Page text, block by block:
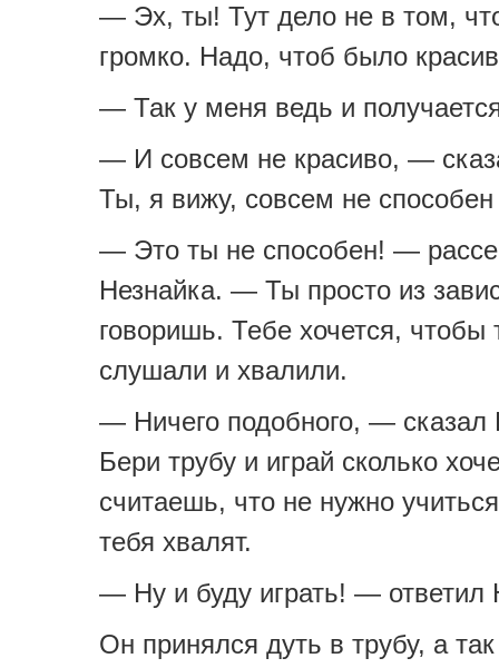
— Эх, ты! Тут дело не в том,
громко. Надо, чтоб было
— Так у меня ведь и
— И совсем не красиво, —
Ты, я вижу, совсем не
— Это ты не способен! —
Незнайка. — Ты просто из
говоришь. Тебе хочется, чтобы
слушали и хвалили.
— Ничего подобного, — сказал
Бери трубу и играй сколько
считаешь, что не нужно
тебя хвалят.
— Ну и буду играть! — ответил
Он принялся дуть в трубу, а так